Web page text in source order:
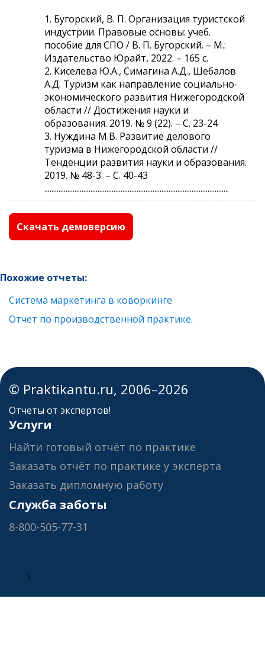
1. Бугорский, В. П. Организация туристской
индустрии. Правовые основы: учеб.
пособие для СПО / В. П. Бугорский. – М.:
Издательство Юрайт, 2022. – 165 с.
2. Киселева Ю.А., Симагина А.Д., Шебалов
А.Д. Туризм как направление социально-
экономического развития Нижегородской
области // Достижения науки и
образования. 2019. № 9 (22). – С. 23-24
3. Нуждина М.В. Развитие делового
туризма в Нижегородской области //
Тенденции развития науки и образования.
2019. № 48-3. – С. 40-43
........................................................................................................
Скачать демоверсию
Похожие отчеты:
Система маркетинга в коворкинге
Отчет по производственной практике.
© Praktikantu.ru, 2006–2026
Отчеты от экспертов!
Услуги
Найти готовый отчёт по практике
Заказать отчёт по практике у эксперта
Заказать дипломную работу
Служба заботы
8-800-505-77-31
\